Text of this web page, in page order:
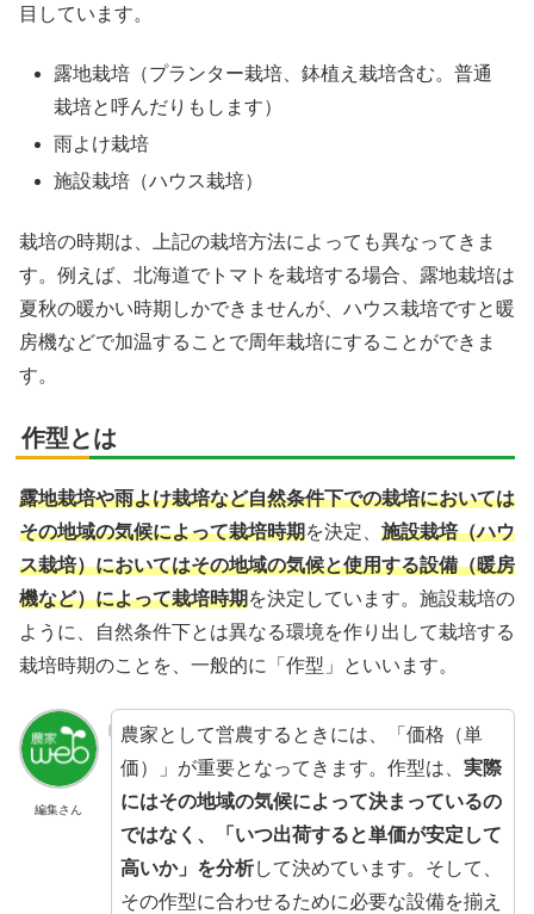
目しています。
露地栽培（プランター栽培、鉢植え栽培含む。普通
栽培と呼んだりもします）
雨よけ栽培
施設栽培（ハウス栽培）
栽培の時期は、上記の栽培方法によっても異なってきま
す。例えば、北海道でトマトを栽培する場合、露地栽培は
夏秋の暖かい時期しかできませんが、ハウス栽培ですと暖
房機などで加温することで周年栽培にすることができま
す。
作型とは
露地栽培や雨よけ栽培など自然条件下での栽培においては
その地域の気候によって栽培時期を決定、 施設栽培（ハウ
ス栽培）においてはその地域の気候と使用する設備（暖房
機など）によって栽培時期を決定しています。施設栽培の
ように、自然条件下とは異なる環境を作り出して栽培する
栽培時期のことを、一般的に「作型」といいます。
編集さん
農家として営農するときには、「価格（単
価）」が重要となってきます。作型は、 実際
にはその地域の気候によって決まっているの
ではなく、「いつ出荷すると単価が安定して
高いか」を分析して決めています。そして、
その作型に合わせるために必要な設備を揃え
X
はてブ
LINE